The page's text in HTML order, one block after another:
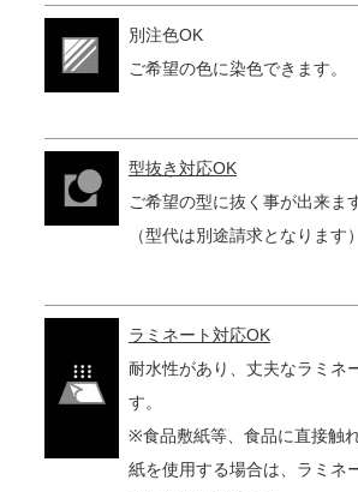
別注色OK
ご希望の色に染色できます。
型抜き対応OK
ご希望の型に抜く事が出来ま
（型代は別途請求となります）
ラミネート対応OK
耐水性があり、丈夫なラミネ
す。
※食品敷紙等、食品に直接触
紙を使用する場合は、ラミネ